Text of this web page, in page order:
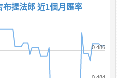
布提法郎 近1個月匯率
0.486